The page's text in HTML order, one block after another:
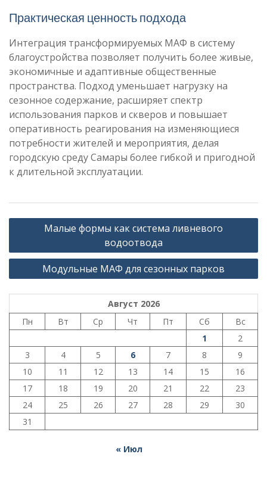
Практическая ценность подхода
Интеграция трансформируемых МАФ в систему
благоустройства позволяет получить более живые,
экономичные и адаптивные общественные
пространства. Подход уменьшает нагрузку на
сезонное содержание, расширяет спектр
использования парков и скверов и повышает
оперативность реагирования на изменяющиеся
потребности жителей и мероприятия, делая
городскую среду Самары более гибкой и пригодной
к длительной эксплуатации.
Навигация
записям
Малые формы как система ливневого
водоотвода
Модульные МАФ для сезонных парков
Август 2026
Пн
Вт Ср Чт Пт Сб
Вс
1
2
3
4 5 6 7 8
9
10
11 12 13 14 15
16
17
18 19 20 21 22
23
24
25 26 27 28 29
30
31
« Июл